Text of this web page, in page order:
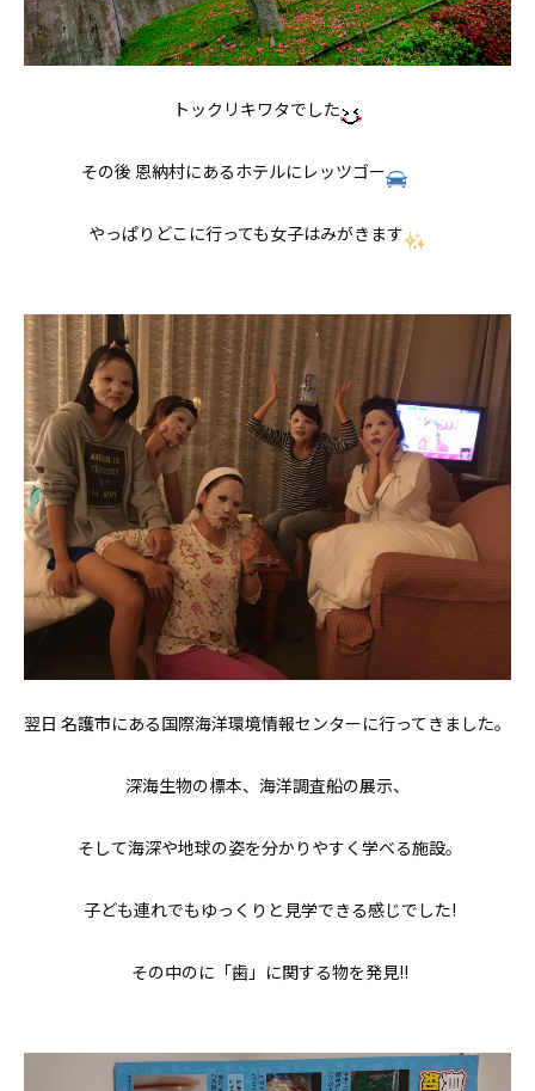
トックリキワタでした
その後 恩納村にあるホテルにレッツゴー
やっぱりどこに行っても女子はみがきます
翌日 名護市にある国際海洋環境情報センターに行ってきました。
深海生物の標本、海洋調査船の展示、
そして海深や地球の姿を分かりやすく学べる施設。
子ども連れでもゆっくりと見学できる感じでした!
その中のに「歯」に関する物を発見!!